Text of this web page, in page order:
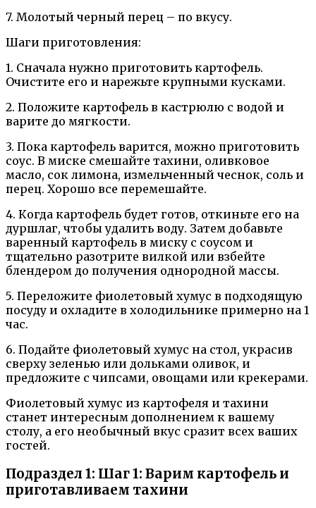
7. Молотый черный перец – по вкусу.
Шаги приготовления:
1. Сначала нужно приготовить картофель.
Очистите его и нарежьте крупными кусками.
2. Положите картофель в кастрюлю с водой и
варите до мягкости.
3. Пока картофель варится, можно приготовить
соус. В миске смешайте тахини, оливковое
масло, сок лимона, измельченный чеснок, соль и
перец. Хорошо все перемешайте.
4. Когда картофель будет готов, откиньте его на
дуршлаг, чтобы удалить воду. Затем добавьте
варенный картофель в миску с соусом и
тщательно разотрите вилкой или взбейте
блендером до получения однородной массы.
5. Переложите фиолетовый хумус в подходящую
посуду и охладите в холодильнике примерно на 1
час.
6. Подайте фиолетовый хумус на стол, украсив
сверху зеленью или дольками оливок, и
предложите с чипсами, овощами или крекерами.
Фиолетовый хумус из картофеля и тахини
станет интересным дополнением к вашему
столу, а его необычный вкус сразит всех ваших
гостей.
Подраздел 1: Шаг 1: Варим картофель и
приготавливаем тахини